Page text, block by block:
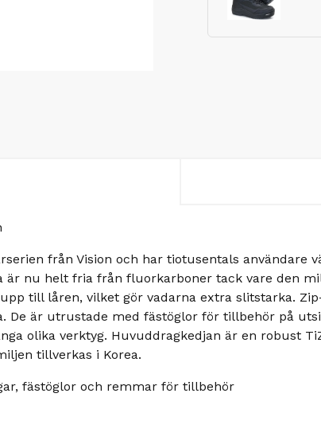
från Vision och har tiotusentals användare
nu helt fria från fluorkarboner tack vare den
till låren, vilket gör vadarna extra slitstarka.
De är utrustade med fästöglor för tillbehör på
olika verktyg. Huvuddragkedjan är en robust
tillverkas i Korea.
fästöglor och remmar för tillbehör